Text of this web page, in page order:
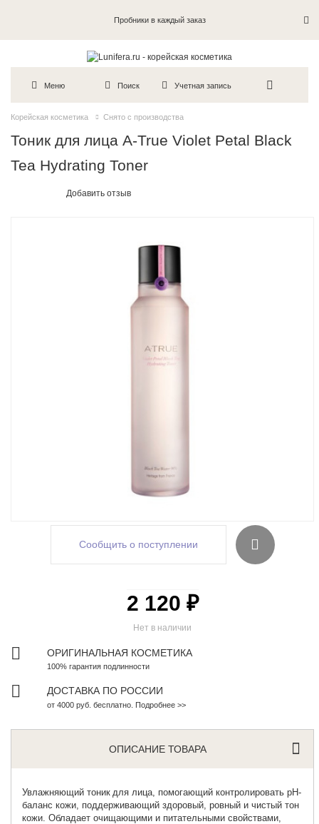
Пробники в каждый заказ
Меню Поиск Учетная запись
Корейская косметика Снято с производства
Тоник для лица A-True Violet Petal Black
Tea Hydrating Toner
Добавить отзыв
Сообщить о поступлении
Нет в наличии
2 120 ₽
ОРИГИНАЛЬНАЯ КОСМЕТИКА
100% гарантия подлинности
ДОСТАВКА ПО РОССИИ
от 4000 руб. бесплатно. Подробнее >>
ОПИСАНИЕ ТОВАРА
Увлажняющий тоник для лица, помогающий контролировать рН-
баланс кожи, поддерживающий здоровый, ровный и чистый тон
кожи. Обладает очищающими и питательными свойствами,